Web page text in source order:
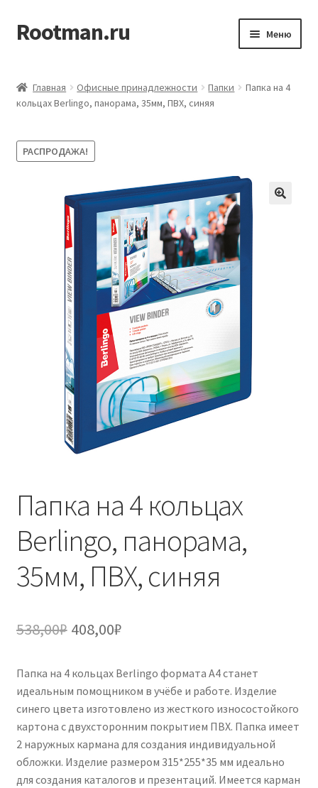
Перейти
к
Перейти
к
Rootman.ru Меню
Офисные принадлежности
Бумажная продукция для офиса
Главная Офисные принадлежности Папки
Папка на 4
кольцах Berlingo, панорама, 35мм, ПВХ, синяя
РАСПРОДАЖА!
Папка на 4 кольцах
Berlingo, панорама,
35мм, ПВХ, синяя
538,00₽ Первоначальная
составляла
538,00₽.
408,00₽Текущая
408,00₽.
Папка на 4 кольцах Berlingo формата А4 станет
идеальным помощником в учёбе и работе. Изделие
синего цвета изготовлено из жесткого износостойкого
картона с двухсторонним покрытием ПВХ. Папка имеет
2 наружных кармана для создания индивидуальной
обложки. Изделие размером 315*255*35 мм идеально
для создания каталогов и презентаций. Имеется карман